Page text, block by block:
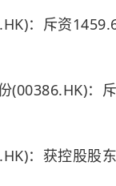
：斥资
(00386.HK)：
：获控股股